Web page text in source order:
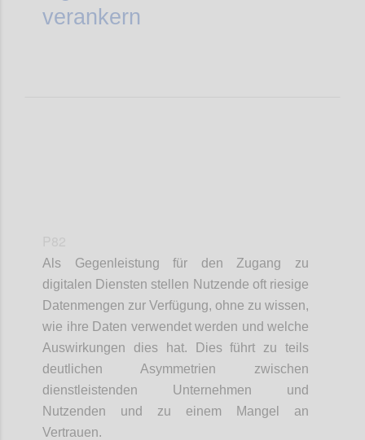
verankern
Als Gegenleistung für den Zugang zu
digitalen Diensten stellen Nutzende oft riesige
Datenmengen zur Verfügung, ohne zu wissen,
wie ihre Daten verwendet werden und welche
Auswirkungen dies hat. Dies führt zu teils
deutlichen Asymmetrien zwischen
dienstleistenden Unternehmen und
Nutzenden und zu einem Mangel an
Vertrauen.